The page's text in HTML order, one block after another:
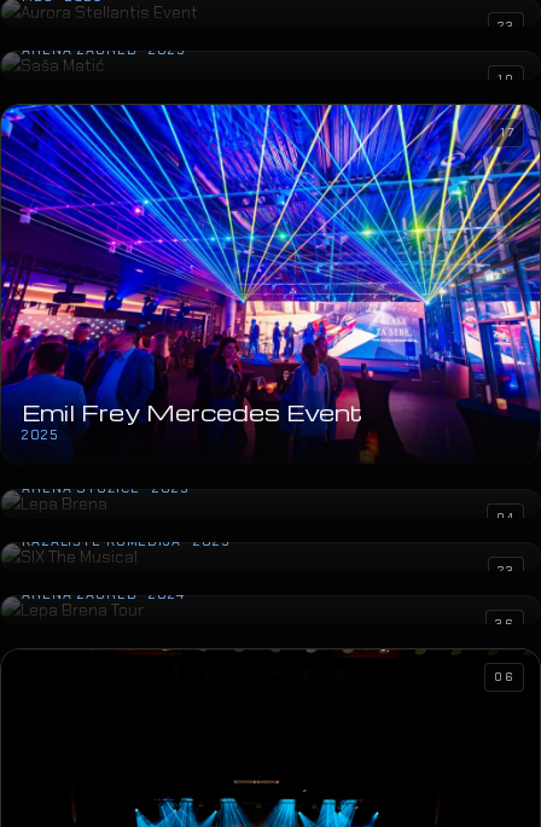
23
Saša Matić
ARENA ZAGREB · 2025
10
Emil Frey Mercedes Event
2025
17
Lepa Brena
ARENA STOŽICE · 2025
04
SIX The Musical
KAZALIŠTE KOMEDIJA · 2025
23
Lepa Brena Tour
ARENA ZAGREB · 2024
36
06